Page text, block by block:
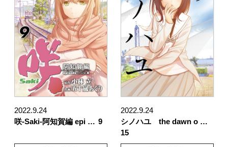
2022.9.24
咲-Saki-阿知賀編 epi … 9
2022.9.24
シノハユ the dawn o …
15